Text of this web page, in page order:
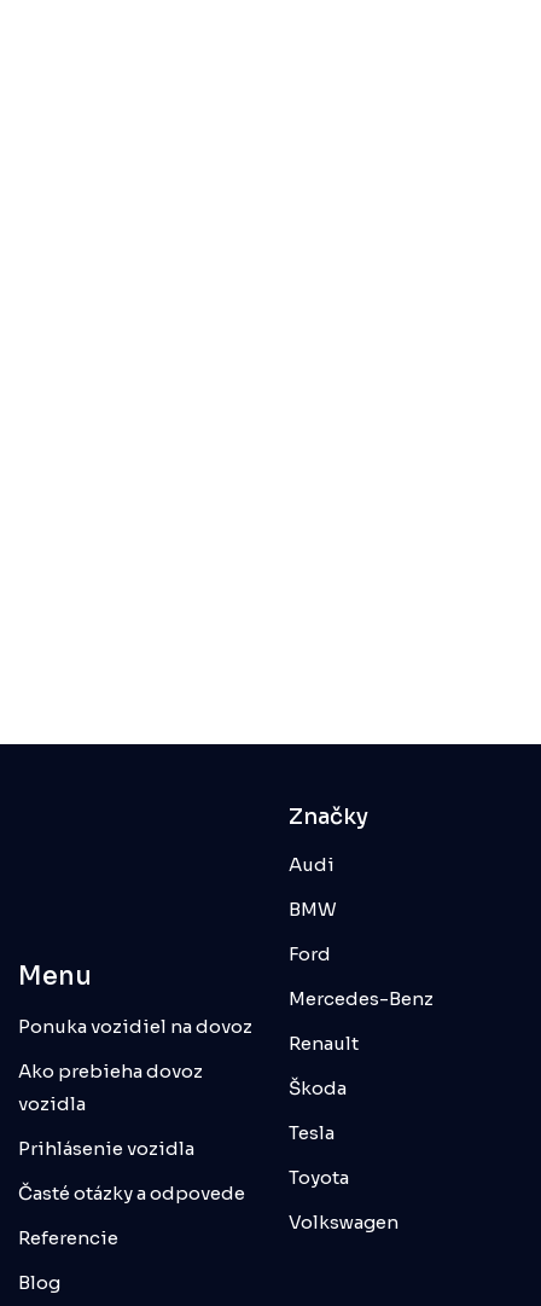
Menu
Ponuka vozidiel na dovoz
Ako prebieha dovoz
vozidla
Prihlásenie vozidla
Časté otázky a odpovede
Referencie
Blog
Značky
Audi
BMW
Ford
Mercedes-Benz
Renault
Škoda
Tesla
Toyota
Volkswagen